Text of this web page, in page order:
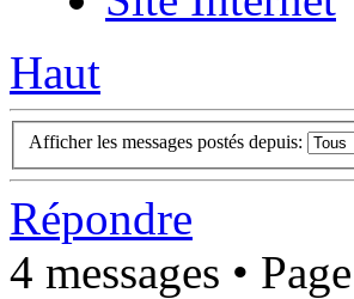
Haut
Afficher les messages postés depuis:
Répondre
4 messages • Page